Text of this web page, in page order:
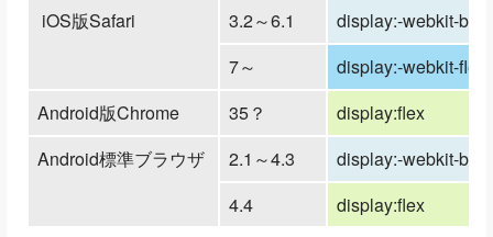
iOS版Safari
3.2～6.1
display:-webkit-box
7～
display:-webkit-flex
Android版Chrome
35？
display:flex
Android標準ブラウザ
2.1～4.3
display:-webkit-box
4.4
display:flex